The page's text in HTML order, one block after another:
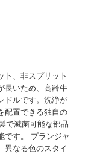
ト、非スプリット
長いため、高齢牛
ドルです。洗浄が
配置できる独自の
で滅菌可能な部品
です。 プランジャ
異なる色のスタイ